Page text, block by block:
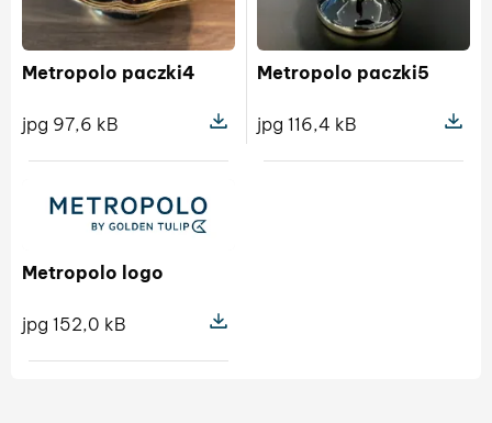
Metropolo paczki4
jpg 97,6 kB
Pokaż szczegóły pliku Metropolo
Metropolo paczki5
jpg 116,4 kB
Metropolo logo
jpg 152,0 kB